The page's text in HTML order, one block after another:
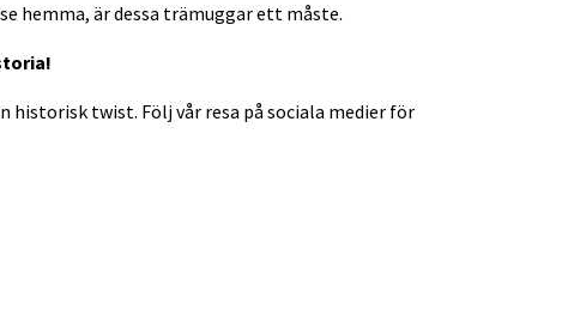
hemma, är dessa trämuggar ett måste.
twist. Följ vår resa på sociala medier för